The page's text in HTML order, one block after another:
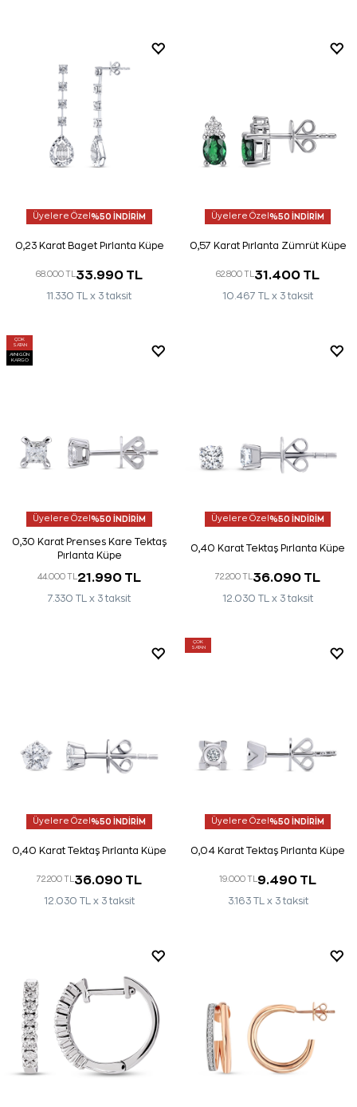
Üyelere Özel %50 İNDİRİM
0,23 Karat Baget Pırlanta Küpe
68.000 TL 33.990 TL
11.330 TL x 3 taksit
Üyelere Özel %50 İNDİRİM
0,57 Karat Pırlanta Zümrüt Küpe
62.800 TL 31.400 TL
10.467 TL x 3 taksit
ÇOK
SATAN
AYNI GÜN
KARGO
Üyelere Özel %50 İNDİRİM
0,30 Karat Prenses Kare Tektaş
Pırlanta Küpe
44.000 TL 21.990 TL
7.330 TL x 3 taksit
Üyelere Özel %50 İNDİRİM
0,40 Karat Tektaş Pırlanta Küpe
72.200 TL 36.090 TL
12.030 TL x 3 taksit
Üyelere Özel %50 İNDİRİM
0,40 Karat Tektaş Pırlanta Küpe
72.200 TL 36.090 TL
12.030 TL x 3 taksit
ÇOK
SATAN
Üyelere Özel %50 İNDİRİM
0,04 Karat Tektaş Pırlanta Küpe
19.000 TL 9.490 TL
3.163 TL x 3 taksit